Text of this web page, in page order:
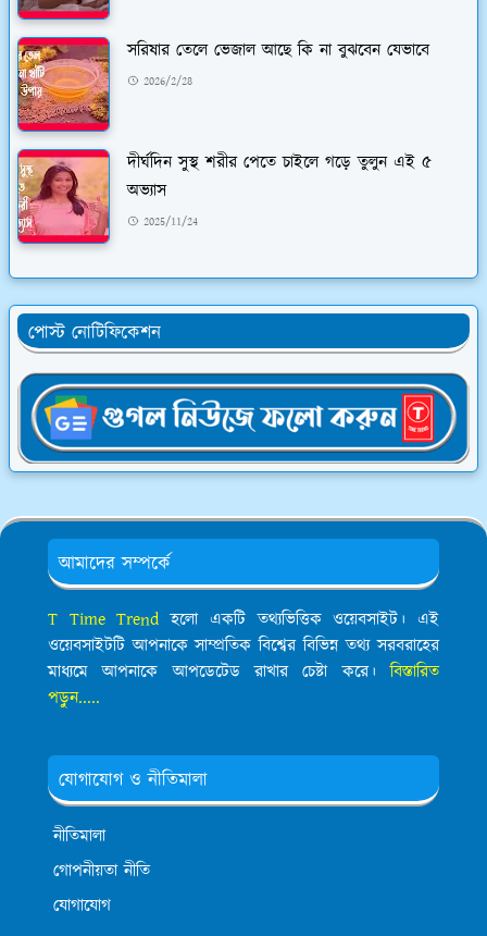
সরিষার তেলে ভেজাল আছে কি না বুঝবেন যেভাবে
2026/2/28
দীর্ঘদিন সুস্থ শরীর পেতে চাইলে গড়ে তুলুন এই ৫
অভ্যাস
2025/11/24
পোস্ট নোটিফিকেশন
আমাদের সম্পর্কে
T Time Trend হলো একটি তথ্যভিত্তিক ওয়েবসাইট। এই
ওয়েবসাইটটি আপনাকে সাম্প্রতিক বিশ্বের বিভিন্ন তথ্য সরবরাহের
মাধ্যমে আপনাকে আপডেটেড রাখার চেষ্টা করে।বিস্তারিত
পড়ুন.....
যোগাযোগ ও নীতিমালা
নীতিমালা
গোপনীয়তা নীতি
যোগাযোগ